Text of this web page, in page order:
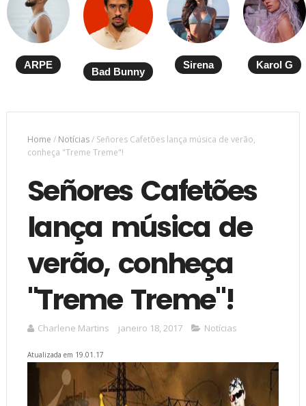
ARPE
Bad Bunny
Sirena Karol G
Home / Notícias/ Señores Cafetões lança música de verão,
conheça "Treme Treme"!
Señores Cafetões
lança música de
verão, conheça
"Treme Treme"!
Charlene Martins janeiro 18, 2017 Notícias
Atualizada em 19.01.17